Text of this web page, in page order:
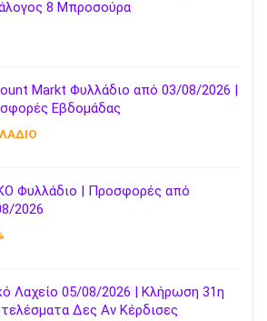
8 Μπροσούρα
Markt Φυλλάδιο από 03/08/2026 |
Εβδομάδας
Φυλλάδιο | Προσφορές από
2026
Λαχείο 05/08/2026 | Κλήρωση 31η
Δες Αν Κέρδισες